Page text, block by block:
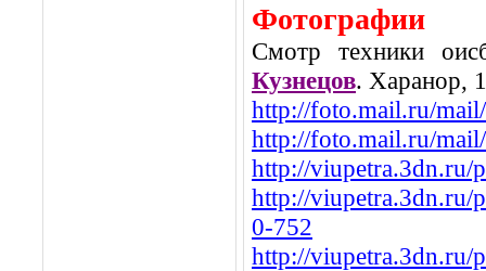
Фотографии
Смотр техники
Кузнецов. Харанор,
http://foto.mail.ru/
http://foto.mail.ru/
http://viupetra.3dn.ru/
http://viupetra.3dn.ru/
0-752
http://viupetra.3dn.ru/